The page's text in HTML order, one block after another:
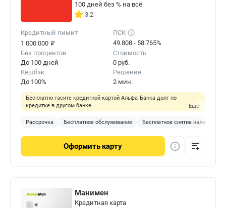
100 дней без % на всё
3.2
Кредитный лимит
1 000 000 ₽
ПСК
49.808 - 58.765%
Без процентов
До 100 дней
Стоимость
0 руб.
Кешбэк
До 100%
Решение
2 мин.
Бесплатно гасите кредитной картой Альфа‑Банка долг по
кредитке в другом банке
Еще
Рассрочка Бесплатное обслуживание Бесплатное снятие наличных
Оформить карту
Манимен
Кредитная карта